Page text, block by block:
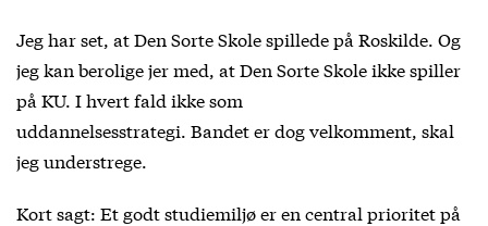
Jeg har set, at Den Sorte Skole spillede på Roskilde. Og
jeg kan berolige jer med, at Den Sorte Skole ikke spiller
på KU. I hvert fald ikke som
uddannelsesstrategi. Bandet er dog velkomment, skal
jeg understrege.
Kort sagt: Et godt studiemiljø er en central prioritet på